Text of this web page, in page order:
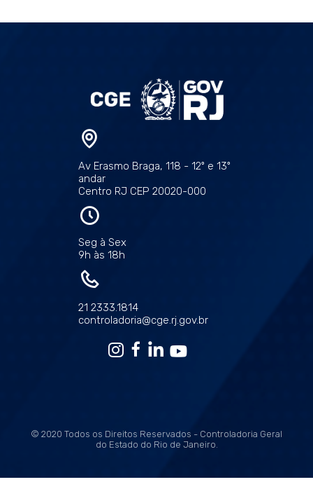
Av Erasmo Braga, 118 - 12º e 13º
andar
Centro RJ CEP 20020-000
Seg à Sex
9h às 18h
21 2333.1814
controladoria@cge.rj.gov.br
© 2020 Todos os Direitos Reservados - Controladoria Geral
do Estado do Rio de Janeiro.